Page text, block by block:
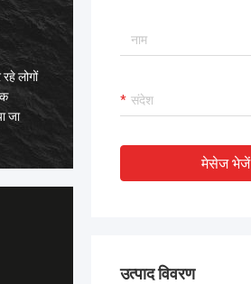
डीपब्लू की टीम वर्क बहुत गंभीर और जिम्मेदार है, मुझे उन
पर भरोसा है।
मेसेज भेजें
उत्पाद विवरण